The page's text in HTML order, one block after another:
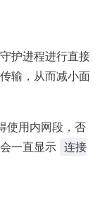
护进程进行直接
输，从而减小面
使用内网段，否
一直显示 连接